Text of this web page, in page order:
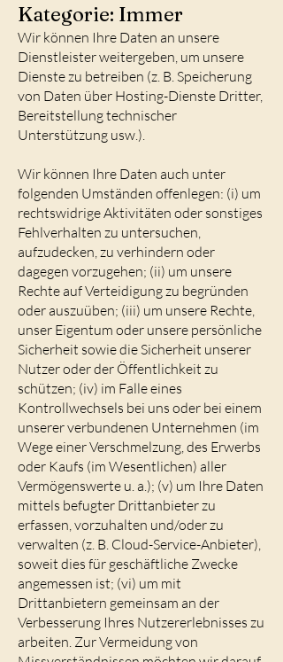
Kategorie: Immer
Wir können Ihre Daten an unsere
Dienstleister weitergeben, um unsere
Dienste zu betreiben (z. B. Speicherung
von Daten über Hosting-Dienste Dritter,
Bereitstellung technischer
Unterstützung usw.).
Wir können Ihre Daten auch unter
folgenden Umständen offenlegen: (i) um
rechtswidrige Aktivitäten oder sonstiges
Fehlverhalten zu untersuchen,
aufzudecken, zu verhindern oder
dagegen vorzugehen; (ii) um unsere
Rechte auf Verteidigung zu begründen
oder auszuüben; (iii) um unsere Rechte,
unser Eigentum oder unsere persönliche
Sicherheit sowie die Sicherheit unserer
Nutzer oder der Öffentlichkeit zu
schützen; (iv) im Falle eines
Kontrollwechsels bei uns oder bei einem
unserer verbundenen Unternehmen (im
Wege einer Verschmelzung, des Erwerbs
oder Kaufs (im Wesentlichen) aller
Vermögenswerte u. a.); (v) um Ihre Daten
mittels befugter Drittanbieter zu
erfassen, vorzuhalten und/oder zu
verwalten (z. B. Cloud-Service-Anbieter),
soweit dies für geschäftliche Zwecke
angemessen ist; (vi) um mit
Drittanbietern gemeinsam an der
Verbesserung Ihres Nutzererlebnisses zu
arbeiten. Zur Vermeidung von